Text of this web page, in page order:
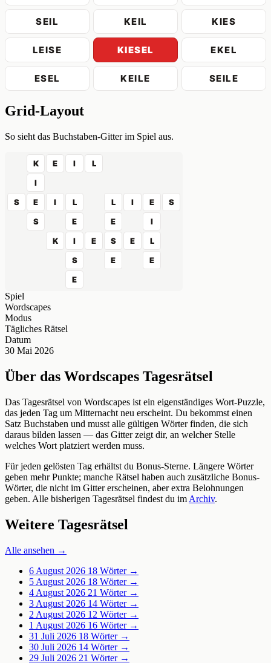
SEIL KEIL KIES
LEISE KIESEL EKEL
ESEL KEILE SEILE
Grid-Layout
So sieht das Buchstaben-Gitter im Spiel aus.
K E I
L
I
S
E I L L I E
S
S
E E
I
K
I E S E
L
S
E
E
E
Spiel
Wordscapes
Modus
Tägliches Rätsel
Datum
30 Mai 2026
Über das Wordscapes Tagesrätsel
Das Tagesrätsel von Wordscapes ist ein eigenständiges Wort-Puzzle,
das jeden Tag um Mitternacht neu erscheint. Du bekommst einen
Satz Buchstaben und musst alle gültigen Wörter finden, die sich
daraus bilden lassen — das Gitter zeigt dir, an welcher Stelle
welches Wort platziert werden muss.
Für jeden gelösten Tag erhältst du Bonus-Sterne. Längere Wörter
geben mehr Punkte; manche Rätsel haben auch zusätzliche Bonus-
Wörter, die nicht im Gitter erscheinen, aber extra Belohnungen
geben. Alle bisherigen Tagesrätsel findest du im Archiv.
Weitere Tagesrätsel
Alle ansehen →
6 August 2026 18 Wörter →
5 August 2026 18 Wörter →
4 August 2026 21 Wörter →
3 August 2026 14 Wörter →
2 August 2026 12 Wörter →
1 August 2026 16 Wörter →
31 Juli 2026 18 Wörter →
30 Juli 2026 14 Wörter →
29 Juli 2026 21 Wörter →